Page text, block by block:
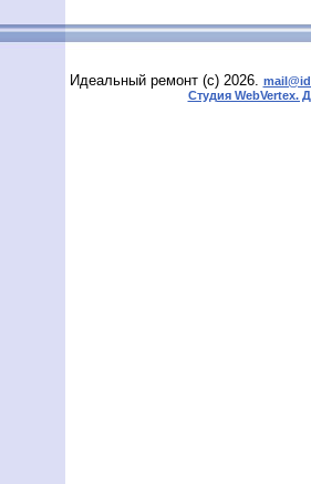
Идеальный ремонт (с) 2026.
Студия WebVertex.